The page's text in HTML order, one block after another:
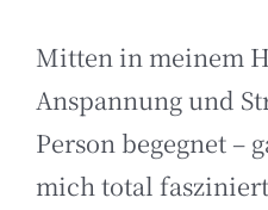
Mitten in meinem
Anspannung und
Person begegnet –
mich total